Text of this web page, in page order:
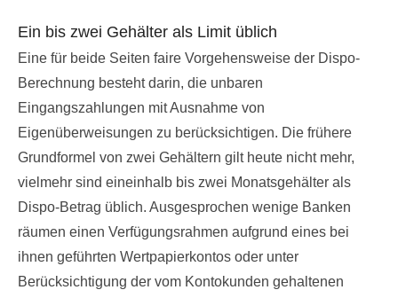
Ein bis zwei Gehälter als Limit üblich
Eine für beide Seiten faire Vorgehensweise der Dispo-
Berechnung besteht darin, die unbaren
Eingangszahlungen mit Ausnahme von
Eigenüberweisungen zu berücksichtigen. Die frühere
Grundformel von zwei Gehältern gilt heute nicht mehr,
vielmehr sind eineinhalb bis zwei Monatsgehälter als
Dispo-Betrag üblich. Ausgesprochen wenige Banken
räumen einen Verfügungsrahmen aufgrund eines bei
ihnen geführten Wertpapierkontos oder unter
Berücksichtigung der vom Kontokunden gehaltenen